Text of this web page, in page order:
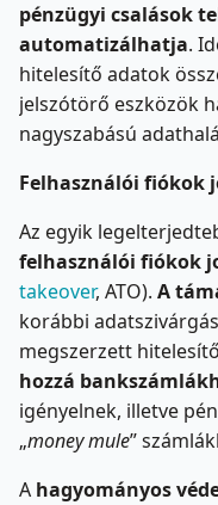
pénzügyi csalások
automatizálhatja.
hitelesítő adatok
jelszótörő eszközök
nagyszabású
Felhasználói fiókok
Az egyik
felhasználói fiókok
takeover, ATO). A
korábbi
megszerzett
hozzá
igényelnek, illetve
„money mule”
A hagyományos